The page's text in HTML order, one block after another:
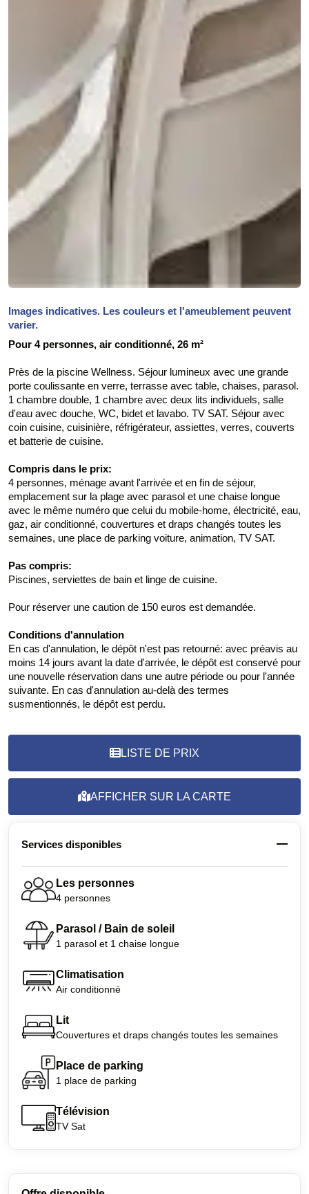
Images indicatives. Les couleurs et l'ameublement peuvent
varier.
Pour 4 personnes, air conditionné, 26 m²
Près de la piscine Wellness. Séjour lumineux avec une grande
porte coulissante en verre, terrasse avec table, chaises, parasol.
1 chambre double, 1 chambre avec deux lits individuels, salle
d'eau avec douche, WC, bidet et lavabo. TV SAT. Séjour avec
coin cuisine, cuisinière, réfrigérateur, assiettes, verres, couverts
et batterie de cuisine.
Compris dans le prix:
4 personnes, ménage avant l'arrivée et en fin de séjour,
emplacement sur la plage avec parasol et une chaise longue
avec le même numéro que celui du mobile-home, électricité, eau,
gaz, air conditionné, couvertures et draps changés toutes les
semaines, une place de parking voiture, animation, TV SAT.
Pas compris:
Piscines, serviettes de bain et linge de cuisine.
Pour réserver une caution de 150 euros est demandée.
Conditions d'annulation
En cas d'annulation, le dépôt n'est pas retourné: avec préavis au
moins 14 jours avant la date d'arrivée, le dépôt est conservé pour
une nouvelle réservation dans une autre période ou pour l'année
suivante. En cas d'annulation au-delà des termes
susmentionnés, le dépôt est perdu.
LISTE DE PRIX
AFFICHER SUR LA CARTE
Services disponibles
Les personnes
4 personnes
Parasol / Bain de soleil
1 parasol et 1 chaise longue
Climatisation
Air conditionné
Lit
Couvertures et draps changés toutes les semaines
Place de parking
1 place de parking
Télévision
TV Sat